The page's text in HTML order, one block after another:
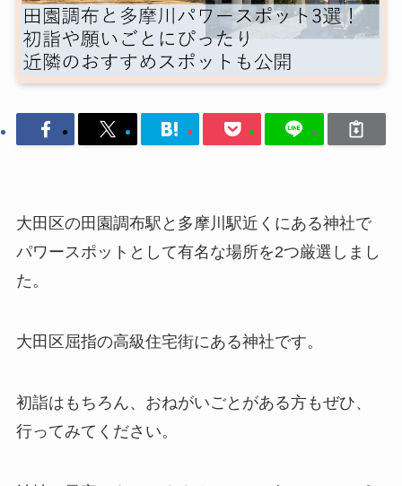
大田区の田園調布駅と多摩川駅近くにある神社で
パワースポットとして有名な場所を2つ厳選しまし
た。
大田区屈指の高級住宅街にある神社です。
初詣はもちろん、おねがいごとがある方もぜひ、
行ってみてください。